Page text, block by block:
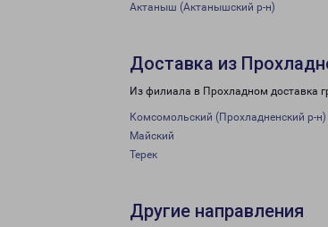
Актаныш (Актанышский р-н)
Доставка из
Из филиала в Прохладном доставка
Комсомольский (Прохладненский р-н)
Майский
Терек
Другие направления